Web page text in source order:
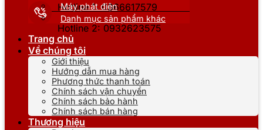
Hotline 1: 0866617579
Hotline 2: 0932623575
Máy phát điện
Danh mục sản phẩm khác
Trang chủ
Về chúng tôi
Giới thiệu
Hướng dẫn mua hàng
Phương thức thanh toán
Chính sách vận chuyển
Chính sách bảo hành
Chính sách bán hàng
Thương hiệu